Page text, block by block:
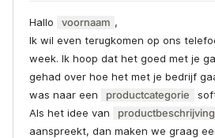
Hallo voornaam ,
Ik wil even terugkomen op ons
week. Ik hoop dat het goed met je
gehad over hoe het met je bedrijf
was naar een
productcategorie
Als het idee van
productbeschrijving
aanspreekt, dan maken we graag